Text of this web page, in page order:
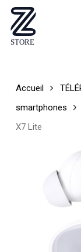
Skip
main
Accueil
smartphones
X7 Lite